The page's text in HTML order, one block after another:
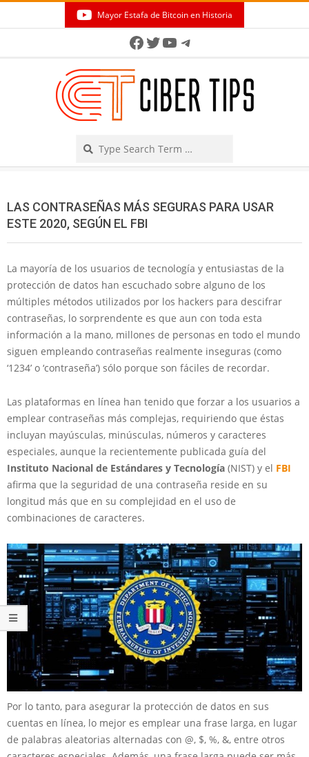
Mayor Estafa de Bitcoin en Historia
Facebook
Twitter
YouTube
Telegram
LAS CONTRASEÑAS MÁS SEGURAS PARA USAR
ESTE 2020, SEGÚN EL FBI
La mayoría de los usuarios de tecnología y entusiastas de la
protección de datos han escuchado sobre alguno de los
múltiples métodos utilizados por los hackers para descifrar
contraseñas, lo sorprendente es que aun con toda esta
información a la mano, millones de personas en todo el mundo
siguen empleando contraseñas realmente inseguras (como
‘1234’ o ‘contraseña’) sólo porque son fáciles de recordar.
Las plataformas en línea han tenido que forzar a los usuarios a
emplear contraseñas más complejas, requiriendo que éstas
incluyan mayúsculas, minúsculas, números y caracteres
especiales, aunque la recientemente publicada guía del
Instituto Nacional de Estándares y Tecnología (NIST) y el FBI
afirma que la seguridad de una contraseña reside en su
longitud más que en su complejidad en el uso de
combinaciones de caracteres.
Por lo tanto, para asegurar la protección de datos en sus
cuentas en línea, lo mejor es emplear una frase larga, en lugar
de palabras aleatorias alternadas con @, $, %, &, entre otros